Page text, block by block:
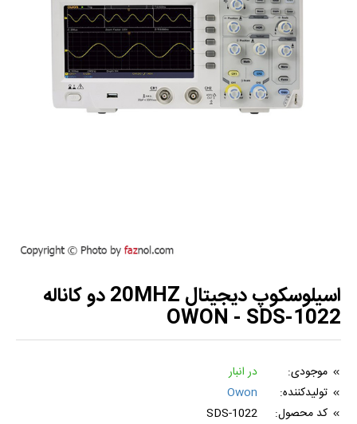
اسیلوسکوپ دیجیتال 20MHZ دو کاناله
OWON - SDS-1022
موجودی:
در انبار
تولیدکننده:
Owon
کد محصول:
SDS-1022